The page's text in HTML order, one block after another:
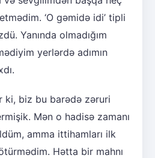
‘O gəmidə idi’ tipli
Yanında olmadığım
yerlərdə adımın
ki, biz bu barədə zəruri
Mən o hadisə zamanı
amma ittihamları ilk
Hətta bir mahnı